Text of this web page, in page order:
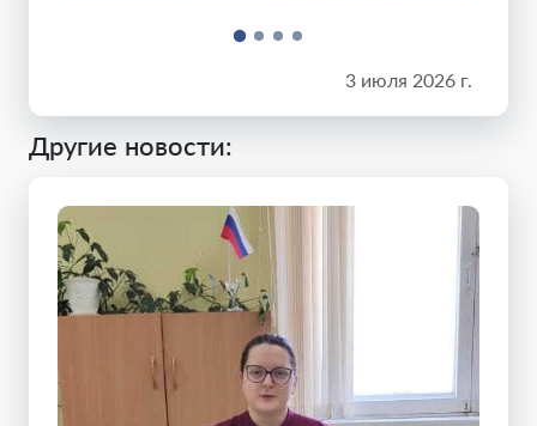
3 июля 2026 г.
Другие новости: